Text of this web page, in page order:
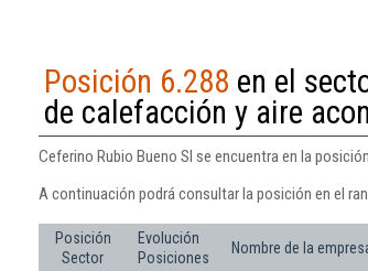
Posición 6.288 en el
de calefacción y aire
Ceferino Rubio Bueno Sl se encuentra en la
A continuación podrá consultar la posición en el
Posición
Sector
Evolución
Posiciones
Nombre de la